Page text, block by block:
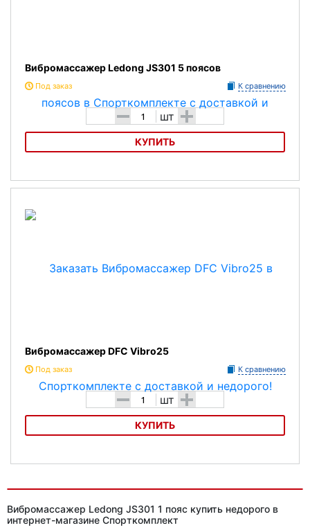
Вибромассажер Ledong JS301 5 поясов
Под заказ К сравнению
- шт +
КУПИТЬ
Вибромассажер Ledong JS301 5 поясов
Вибромассажер DFC Vibro25
Под заказ К сравнению
- шт +
КУПИТЬ
Вибромассажер Ledong JS301 1 пояс купить недорого в
интернет-магазине Спорткомплект